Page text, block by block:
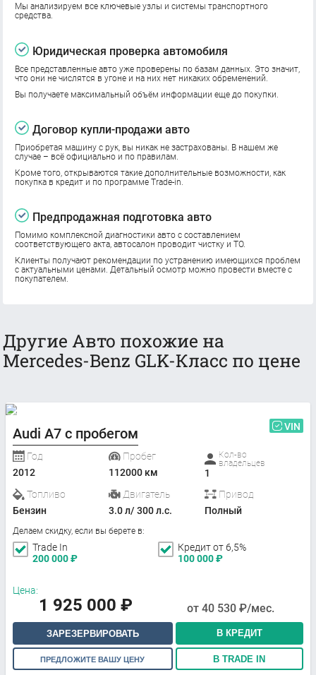
Мы анализируем все ключевые узлы и системы транспортного
средства.
Юридическая проверка автомобиля
Все представленные авто уже проверены по базам данных. Это значит,
что они не числятся в угоне и на них нет никаких обременений.
Вы получаете максимальный объём информации еще до покупки.
Договор купли-продажи авто
Приобретая машину с рук, вы никак не застрахованы. В нашем же
случае – всё официально и по правилам.
Кроме того, открываются такие дополнительные возможности, как
покупка в кредит и по программе Trade-in.
Предпродажная подготовка авто
Помимо комплексной диагностики авто с составлением
соответствующего акта, автосалон проводит чистку и ТО.
Клиенты получают рекомендации по устранению имеющихся проблем
с актуальными ценами. Детальный осмотр можно провести вместе с
покупателем.
Другие Авто похожие на
Mercedes-Benz GLK-Класс по цене
Audi A7 с пробегом VIN
Год
2012
Пробег
112000 км
Кол-во
владельцев
1
Топливо
Бензин
Двигатель
3.0 л/ 300 л.с.
Привод
Полный
Делаем скидку, если вы берете в:
Trade In
200 000₽
Кредит от 6,5%
100 000₽
Цена:
1 925 000 ₽ от 40 530 ₽/мес.
ЗАРЕЗЕРВИРОВАТЬ В КРЕДИТ
ПРЕДЛОЖИТЕ ВАШУ ЦЕНУ В TRADE IN